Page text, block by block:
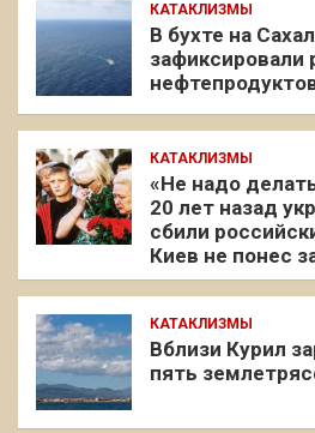
КАТАКЛИЗМЫ
В бухте на
зафиксировали
КАТАКЛИЗМЫ
«Не надо
20 лет назад
сбили
Киев не понес
КАТАКЛИЗМЫ
Вблизи Курил
пять